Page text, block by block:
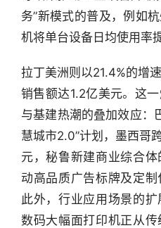
行
快
报
资
讯
精
选
务”新模式的普及，例如
机将单台设备日均使用率
拉丁美洲则以21.4%的增
销售额达1.2亿美元。这
与基建热潮的叠加效应：
慧城市2.0”计划，墨西哥
元，秘鲁新建商业综合
动高品质广告标牌及定制
此外，行业应用场景的扩
数码大幅面打印机正从传